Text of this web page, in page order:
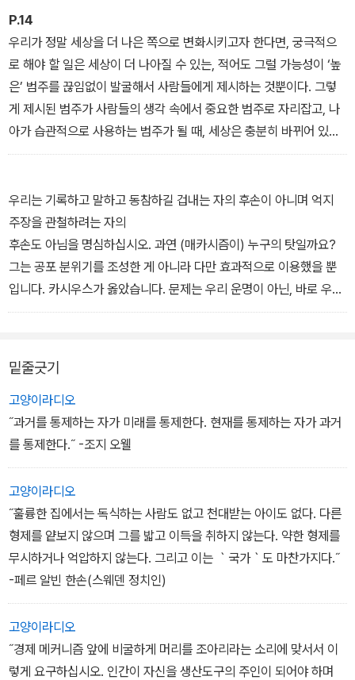
P.14
우리가 정말 세상을 더 나은 쪽으로 변화시키고자 한다면, 궁극적으
로 해야 할 일은 세상이 더 나아질 수 있는, 적어도 그럴 가능성이 ‘높
은’ 범주를 끊임없이 발굴해서 사람들에게 제시하는 것뿐이다. 그렇
게 제시된 범주가 사람들의 생각 속에서 중요한 범주로 자리잡고, 나
아가 습관적으로 사용하는 범주가 될 때, 세상은 충분히 바뀌어 있을
것이다.
우리는 기록하고 말하고 동참하길 겁내는 자의 후손이 아니며 억지
주장을 관철하려는 자의
후손도 아님을 명심하십시오. 과연 (매카시즘이) 누구의 탓일까요?
그는 공포 분위기를 조성한 게 아니라 다만 효과적으로 이용했을 뿐
입니다. 카시우스가 옳았습니다. 문제는 우리 운명이 아닌, 바로 우리
자신에게 있습니다.
“우리는 몇십 년 몇백 년 뒤에 찾아올 낙원을 준비하며 살아가지 않는
다. 낙원은 인류 역사의 시작에도 없었고 마지막에도 없을 것이다.”
- ‘복지국가 스웨덴의 비밀’ 중에서
“교회가 사회 문제에 직면했을 때 취해야 할 태도는 무산자에게는 참
을성을 설교하고 유산자에게는 너그러움을 찬양하는 일이 아니며 문
제를 얼버무리지 않고 그 원인을 똑바로 규명하여해결점을 정확히 제
시하는 데 있다.”
- ‘주교 지학순 ’ 중에서
“모든 사람이 정치색을 가지고 있다. 하지만 ‘공정’이란 게 뭔지 이해
하고 권력자의 애완동물이 되겠다는 생각을 가지고 있지 않다면 정치
적인 색깔이나 출신이 문제가 될 건 없다고 본다.”
- ‘사라진 목소리와 공영방송’ 중에서
밑줄긋기
고양이라디오
˝과거를 통제하는 자가 미래를 통제한다. 현재를 통제하는 자가 과거
를 통제한다.˝ -조지 오웰
고양이라디오
˝훌륭한 집에서는 독식하는 사람도 없고 천대받는 아이도 없다. 다른
형제를 얕보지 않으며 그를 밟고 이득을 취하지 않는다. 약한 형제를
무시하거나 억압하지 않는다. 그리고 이는 ｀국가｀도 마찬가지다.˝
-페르 알빈 한손(스웨덴 정치인)
고양이라디오
˝경제 메커니즘 앞에 비굴하게 머리를 조아리라는 소리에 맞서서 이
렇게 요구하십시오. 인간이 자신을 생산도구의 주인이 되어야 하며